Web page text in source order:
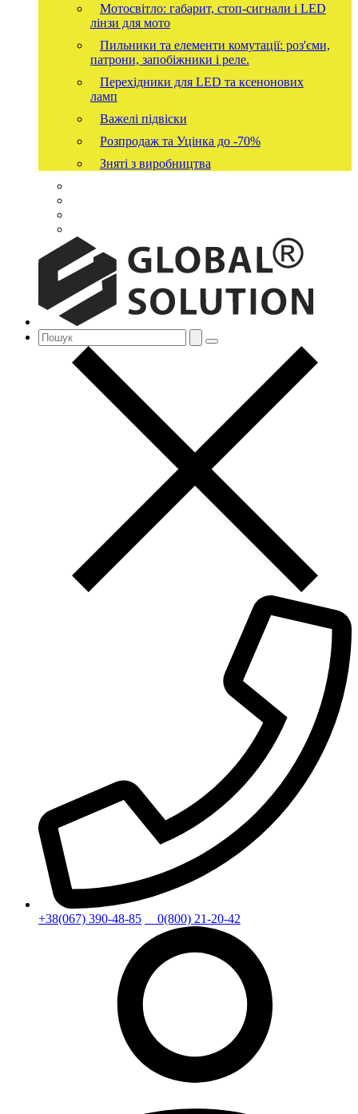
Мотосвітло: габарит, стоп-сигнали і LED
лінзи для мото
Пильники та елементи комутації: роз'єми,
патрони, запобіжники і реле.
Перехідники для LED та ксенонових
ламп
Важелі підвіски
Розпродаж та Уцінка до -70%
Зняті з виробництва
+38(067) 390-48-85 0(800) 21-20-42